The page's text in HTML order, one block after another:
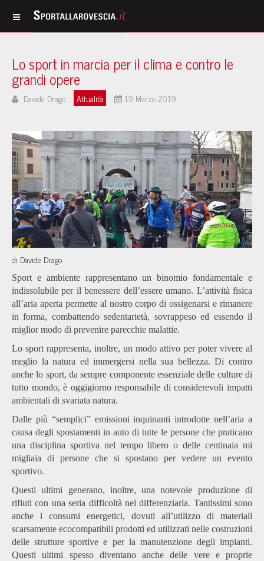
Lo sport in marcia per il clima e contro le
grandi opere
Davide Drago Attualità 19 Marzo 2019
di Davide Drago
Sport e ambiente rappresentano un binomio fondamentale e
indissolubile per il benessere dell’essere umano. L’attività fisica
all’aria aperta permette al nostro corpo di ossigenarsi e rimanere
in forma, combattendo sedentarietà, sovrappeso ed essendo il
miglior modo di prevenire parecchie malattie.
Lo sport rappresenta, inoltre, un modo attivo per poter vivere al
meglio la natura ed immergersi nella sua bellezza. Di contro
anche lo sport, da sempre componente essenziale delle culture di
tutto mondo, è oggigiorno responsabile di considerevoli impatti
ambientali di svariata natura.
Dalle più “semplici” emissioni inquinanti introdotte nell’aria a
causa degli spostamenti in auto di tutte le persone che praticano
una disciplina sportiva nel tempo libero o delle centinaia mi
migliaia di persone che si spostano per vedere un evento
sportivo.
Questi ultimi generano, inoltre, una notevole produzione di
rifiuti con una seria difficoltà nel differenziarla. Tantissimi sono
anche i consumi energetici, dovuti all’utilizzo di materiali
scarsamente ecocompatibili prodotti ed utilizzati nelle costruzioni
delle strutture sportive e per la manutenzione degli impianti.
Questi ultimi spesso diventano anche delle vere e proprie